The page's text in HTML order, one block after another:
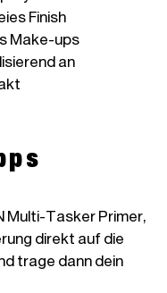
Finish
Make-ups
an
Multi-Tasker Primer,
direkt auf die
trage dann dein